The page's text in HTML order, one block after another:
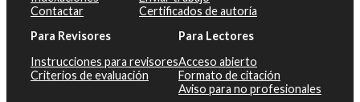
Contactar
Certificados de autoría
Para Revisores
Instrucciones para revisores
Criterios de evaluación
Para Lectores
Acceso abierto
Formato de citación
Aviso para no profesionales